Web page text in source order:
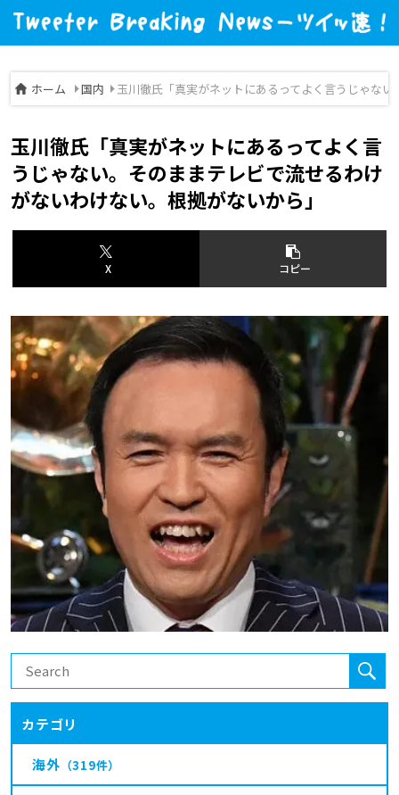
ホーム 国内 玉川徹氏「真実がネットにあるってよく言うじゃな
玉川徹氏「真実がネットにあるってよく言
うじゃない。そのままテレビで流せるわけ
がないわけない。根拠がないから」
X コピー
カテゴリ
海外 （319件）